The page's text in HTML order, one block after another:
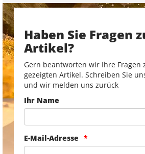
Haben Sie Fragen
Artikel?
Gern beantworten wir Ihre Fragen
gezeigten Artikel. Schreiben Sie
und wir melden uns zurück
Ihr Name
E-Mail-Adresse